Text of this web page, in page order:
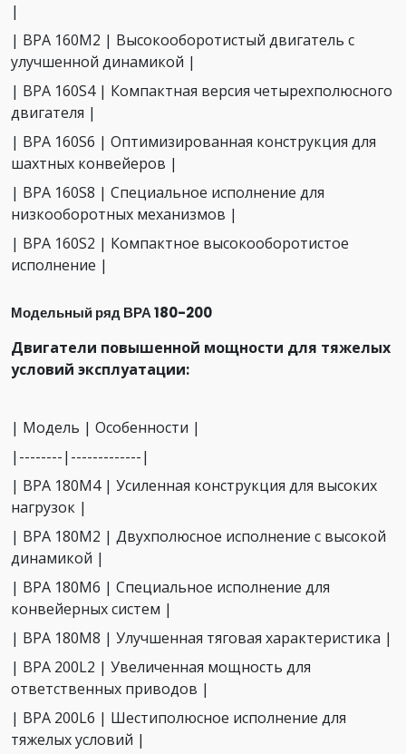
|
| ВРА 160M2 | Высокооборотистый двигатель с
улучшенной динамикой |
| ВРА 160S4 | Компактная версия четырехполюсного
двигателя |
| ВРА 160S6 | Оптимизированная конструкция для
шахтных конвейеров |
| ВРА 160S8 | Специальное исполнение для
низкооборотных механизмов |
| ВРА 160S2 | Компактное высокооборотистое
исполнение |
Модельный ряд ВРА 180-200
Двигатели повышенной мощности для тяжелых
условий эксплуатации:
| Модель | Особенности |
|--------|-------------|
| ВРА 180M4 | Усиленная конструкция для высоких
нагрузок |
| ВРА 180M2 | Двухполюсное исполнение с высокой
динамикой |
| ВРА 180M6 | Специальное исполнение для
конвейерных систем |
| ВРА 180M8 | Улучшенная тяговая характеристика |
| ВРА 200L2 | Увеличенная мощность для
ответственных приводов |
| ВРА 200L6 | Шестиполюсное исполнение для
тяжелых условий |